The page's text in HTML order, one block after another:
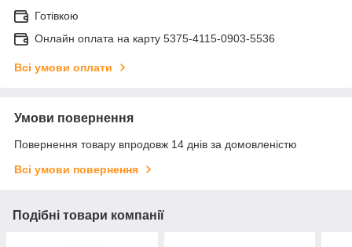
Готівкою
Онлайн оплата на карту 5375-4115-0903-5536
Всі умови оплати
Умови повернення
Повернення товару впродовж 14 днів за домовленістю
Всі умови повернення
Подібні товари компанії